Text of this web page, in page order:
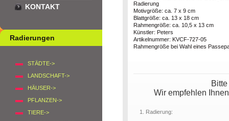
KONTAKT
Radierungen
STÄDTE->
LANDSCHAFT->
HÄUSER->
PFLANZEN->
TIERE->
Radierung
Motivgröße: ca. 7 x 9 cm
Blattgröße: ca. 13 x 18 cm
Rahmengröße: ca. 10,5 x 13 cm
Künstler: Peters
Artikelnummer: KVCF-727-05
Rahmengröße bei Wahl eines
Wir empfehlen
1. Radierung: